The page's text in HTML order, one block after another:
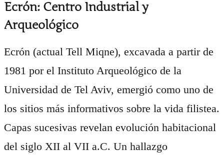
Ecrón: Centro Industrial y
Arqueológico
Ecrón (actual Tell Miqne), excavada a partir de
1981 por el Instituto Arqueológico de la
Universidad de Tel Aviv, emergió como uno de
los sitios más informativos sobre la vida filistea.
Capas sucesivas revelan evolución habitacional
del siglo XII al VII a.C. Un hallazgo